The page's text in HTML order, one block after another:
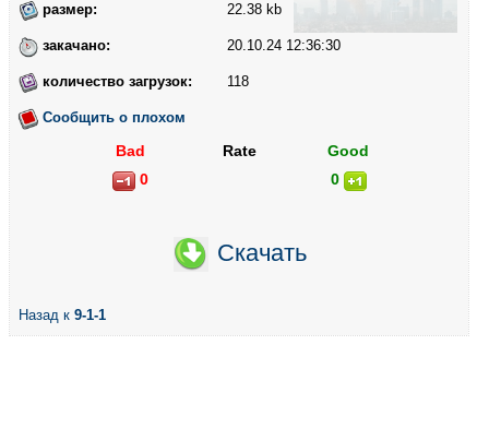
размер:
22.38 kb
закачано: 20.10.24 12:36:30
количество загрузок: 118
Сообщить о плохом
Bad Rate
Good
0
0
Скачать
Назад к 9-1-1